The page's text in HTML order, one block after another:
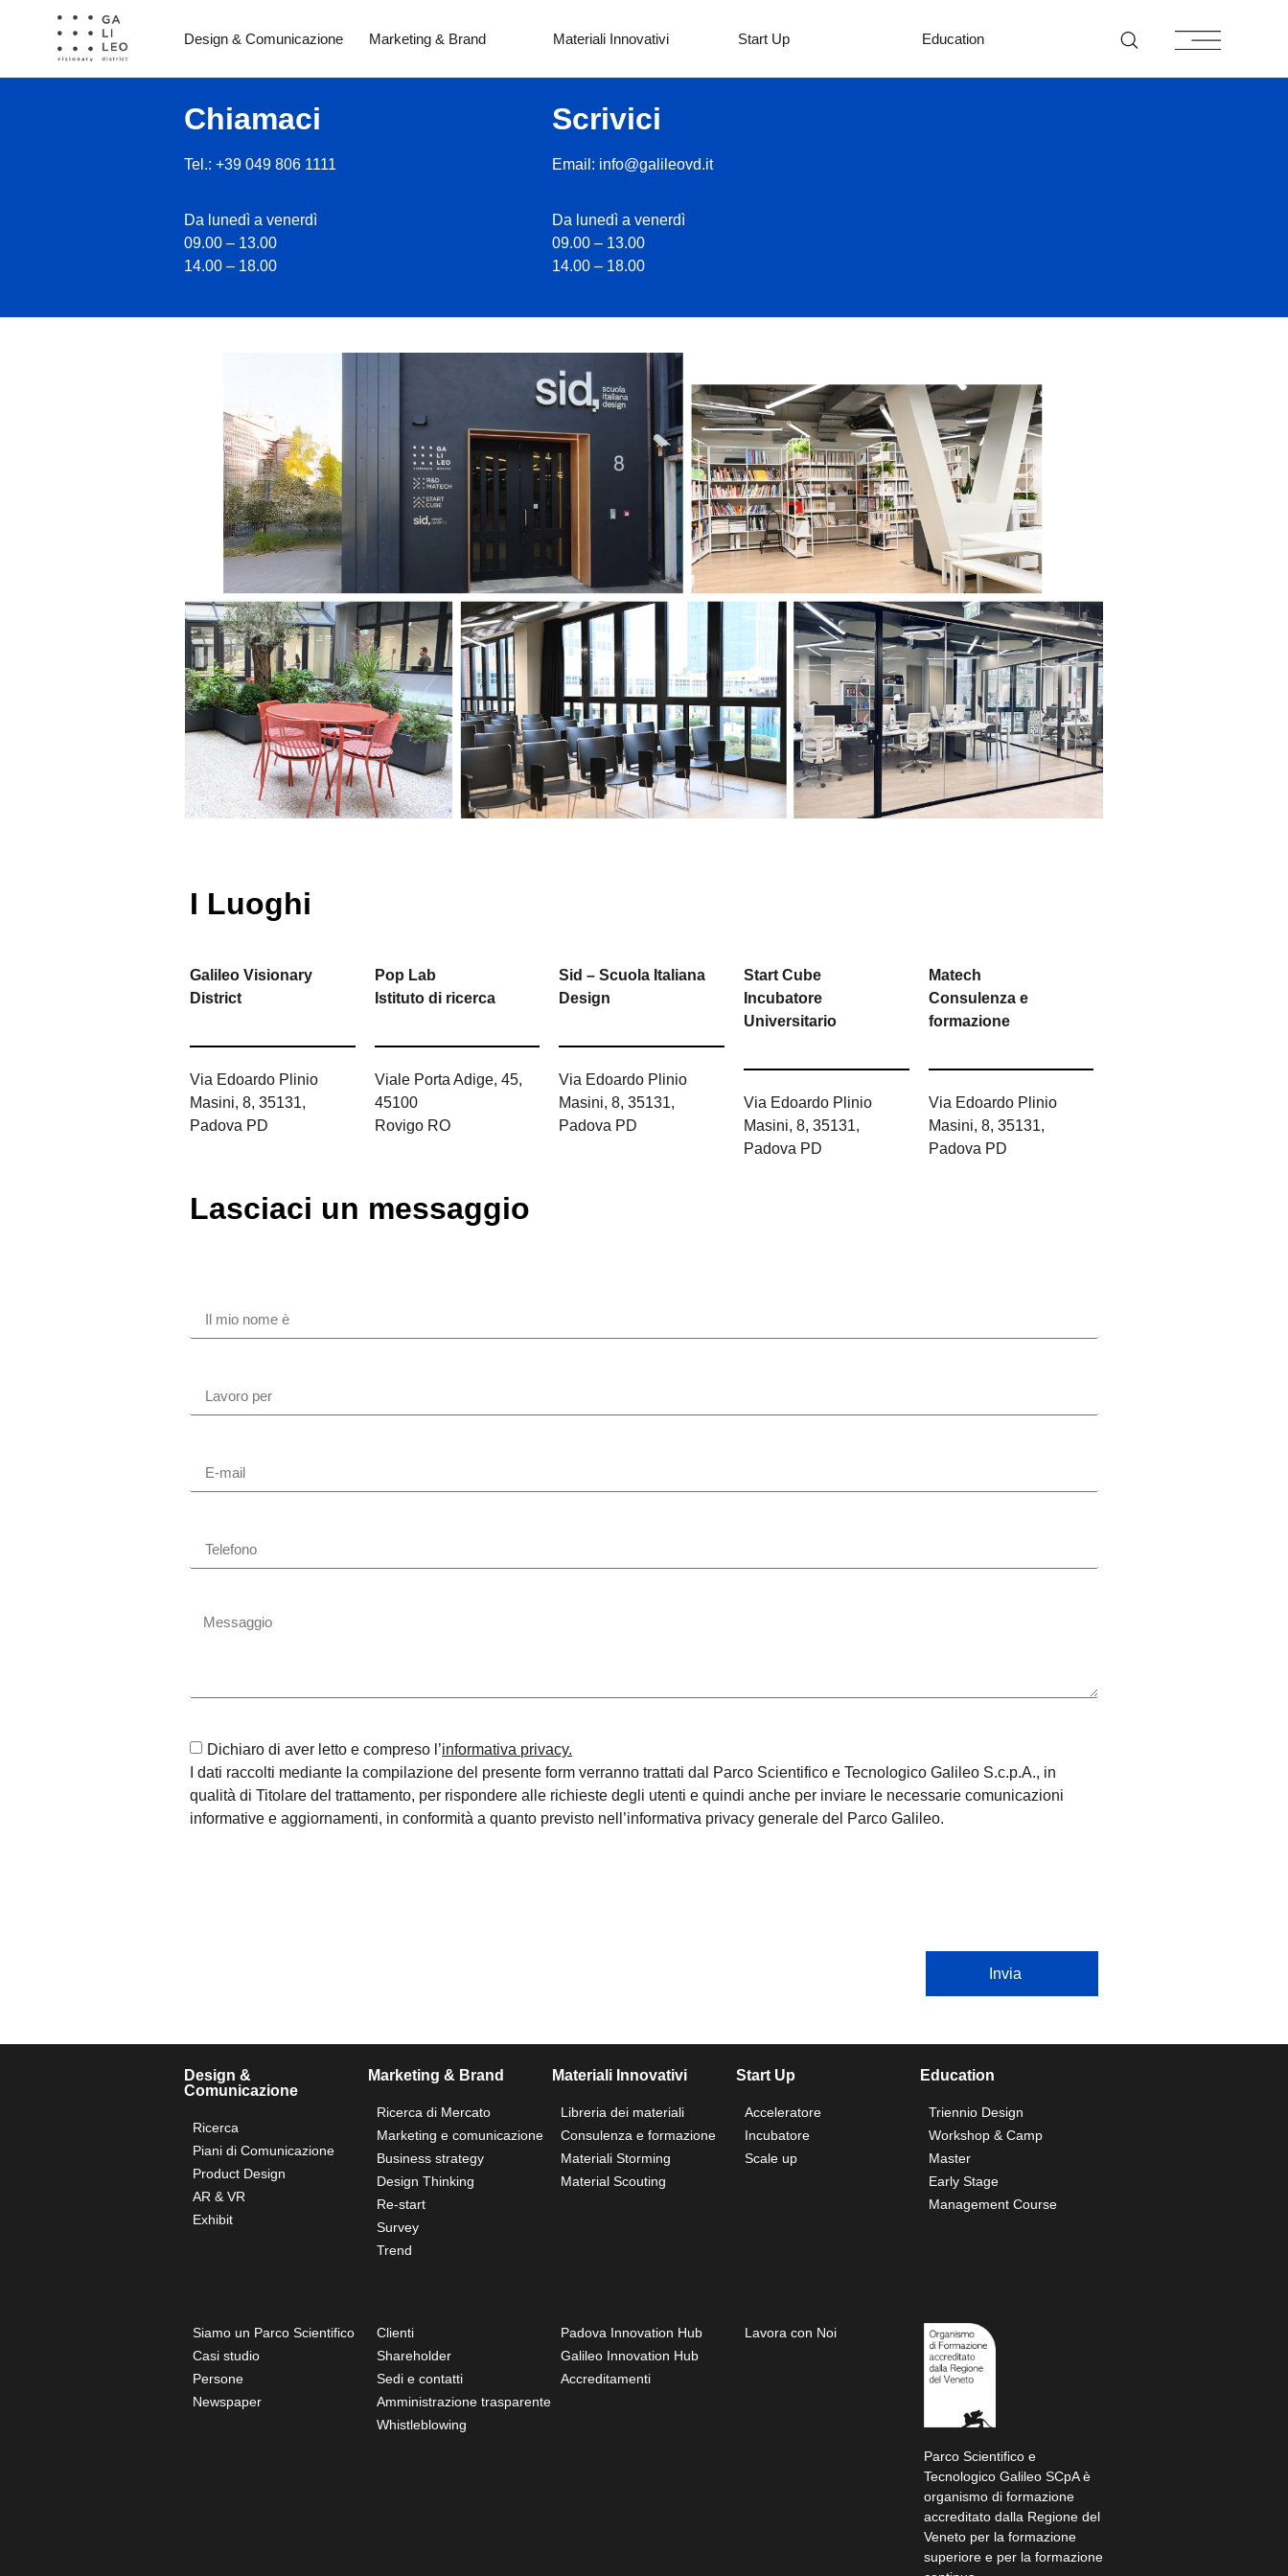
Design & Comunicazione Marketing & Brand Materiali Innovativi Start Up Education
Chiamaci
Tel.: +39 049 806 1111
Da lunedì a venerdì
09.00 – 13.00
14.00 – 18.00
Scrivici
Email: info@galileovd.it
Da lunedì a venerdì
09.00 – 13.00
14.00 – 18.00
I Luoghi
Galileo Visionary
District
Via Edoardo Plinio
Masini, 8, 35131,
Padova PD
Pop Lab
Istituto di ricerca
Viale Porta Adige, 45,
45100
Rovigo RO
Sid – Scuola Italiana
Design
Via Edoardo Plinio
Masini, 8, 35131,
Padova PD
Start Cube
Incubatore
Universitario
Via Edoardo Plinio
Masini, 8, 35131,
Padova PD
Matech
Consulenza e
formazione
Via Edoardo Plinio
Masini, 8, 35131,
Padova PD
Lasciaci un messaggio
Dichiaro di aver letto e compreso l’informativa privacy.
I dati raccolti mediante la compilazione del presente form verranno trattati dal Parco Scientifico e Tecnologico Galileo S.c.p.A., in
qualità di Titolare del trattamento, per rispondere alle richieste degli utenti e quindi anche per inviare le necessarie comunicazioni
informative e aggiornamenti, in conformità a quanto previsto nell’informativa privacy generale del Parco Galileo.
Invia
Design &
Comunicazione
Ricerca
Piani di Comunicazione
Product Design
AR & VR
Exhibit
Marketing & Brand
Ricerca di Mercato
Marketing e comunicazione
Business strategy
Design Thinking
Re-start
Survey
Trend
Materiali Innovativi
Libreria dei materiali
Consulenza e formazione
Materiali Storming
Material Scouting
Start Up
Acceleratore
Incubatore
Scale up
Education
Triennio Design
Workshop & Camp
Master
Early Stage
Management Course
Siamo un Parco Scientifico
Casi studio
Persone
Newspaper
Clienti
Shareholder
Sedi e contatti
Amministrazione trasparente
Whistleblowing
Padova Innovation Hub
Galileo Innovation Hub
Accreditamenti
Lavora con Noi
Parco Scientifico e
Tecnologico Galileo SCpA è
organismo di formazione
accreditato dalla Regione del
Veneto per la formazione
superiore e per la formazione